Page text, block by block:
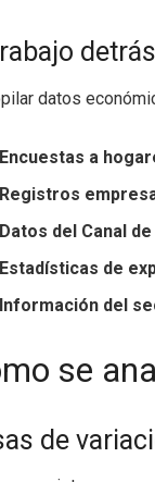
datos
Encuestas a
Registros
Datos del Canal
Estadísticas de
Información del
se
de